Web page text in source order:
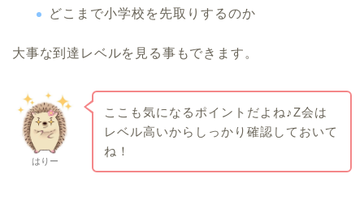
どこまで小学校を先取りするのか
大事な到達レベルを見る事もできます。
はりー
ここも気になるポイントだよね♪Z会は
レベル高いからしっかり確認しておいて
ね！